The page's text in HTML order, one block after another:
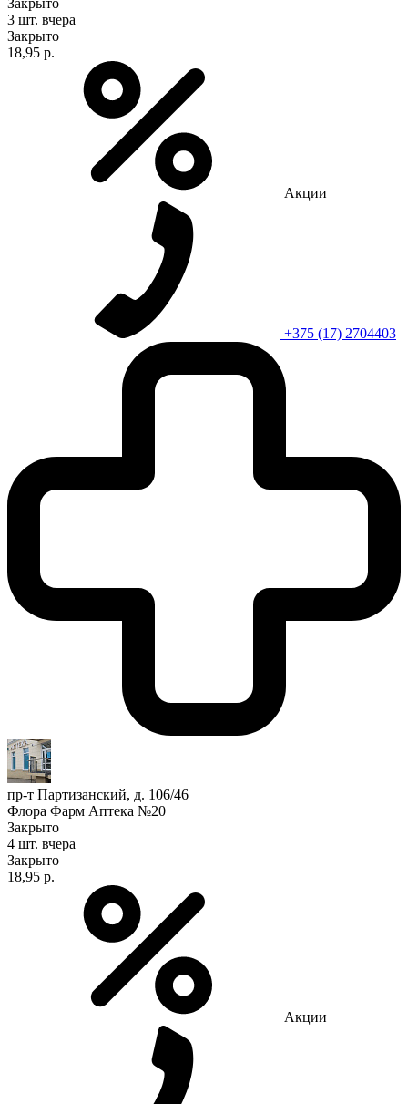
3 шт. вчера
Закрыто
18,95 р.
Акции
+375 (17) 2704403
пр-т Партизанский, д. 106/46
Флора Фарм Аптека №20
Закрыто
4 шт. вчера
Закрыто
18,95 р.
Акции